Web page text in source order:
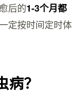
后的1-3个月都
定按时间定时体
？